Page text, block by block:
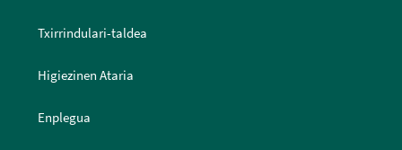
Txirrindulari-taldea
Higiezinen Ataria
Enplegua